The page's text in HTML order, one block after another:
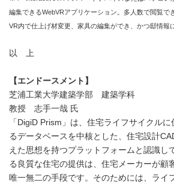
編集できるWebVRアプリケーション。多人数で閲覧で
VR内で仕上げ材変更、家具の編集ができ、かつ邸情報
以 上
【エンドースメント】
芝浦工業大学建築学部 建築学科
教授 志手一哉 氏
「DigiD Prism」は、住宅ライフサイクル
るデータベースを中核とした、住宅設計
えた思想を持つプラットフォームと認識
る良質な住宅の提供は、住宅メーカーが顧
唯一無二の手段です。そのためには、ライ